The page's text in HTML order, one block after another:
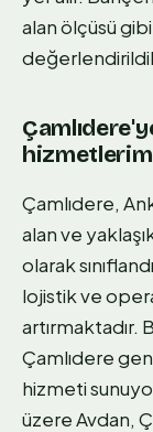
alan ölçüsü
Çamlıdere,
alan ve
olarak
lojistik ve
artırmaktadır.
Çamlıdere
hizmeti
üzere Avdan,